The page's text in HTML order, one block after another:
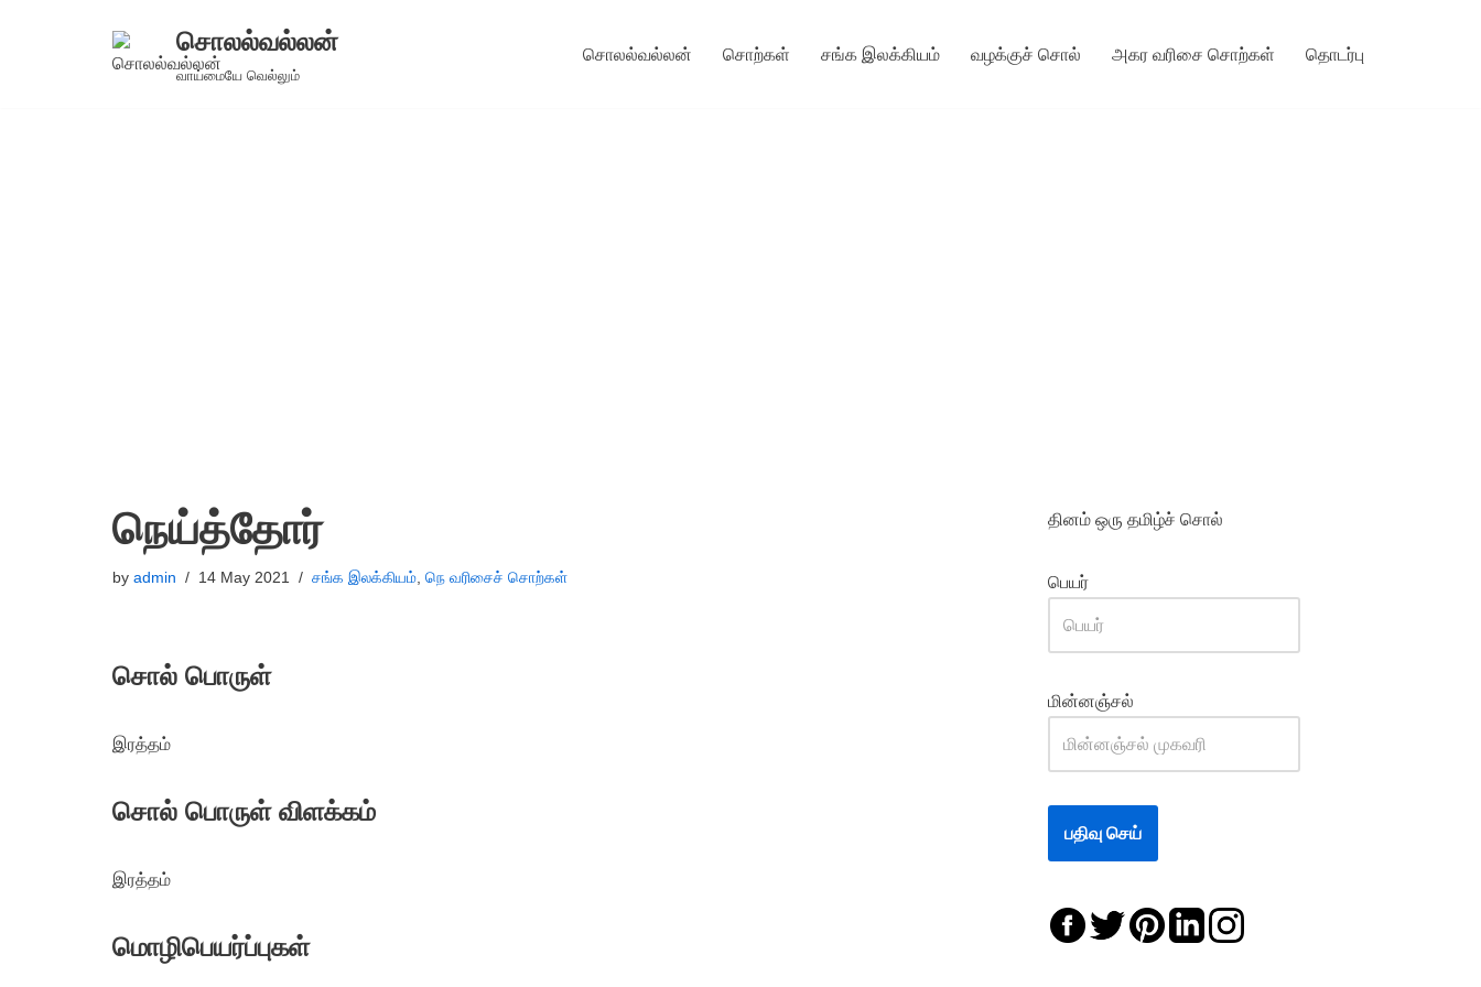
சொலல்வல்லன்
வாய்மையே வெல்லும்
சொலல்வல்லன் சொற்கள் சங்க இலக்கியம் வழக்குச் சொல் அகர வரிசை சொற்கள் தொடர்பு
நெய்த்தோர்
by admin 14 May 2021 சங்க இலக்கியம் நெ வரிசைச் சொற்கள்
சொல் பொருள்
இரத்தம்
சொல் பொருள் விளக்கம்
இரத்தம்
மொழிபெயர்ப்புகள்
தினம் ஒரு தமிழ்ச் சொல்
பெயர்
மின்னஞ்சல்